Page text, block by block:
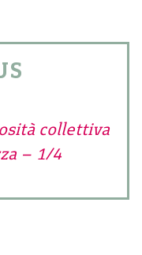
collettiva
– 1/4